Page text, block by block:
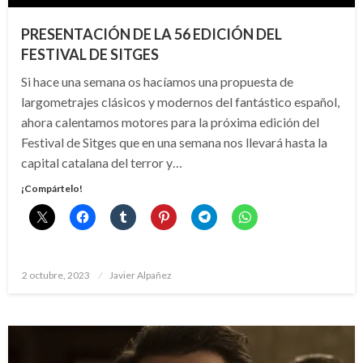
PRESENTACIÓN DE LA 56 EDICIÓN DEL
FESTIVAL DE SITGES
Si hace una semana os hacíamos una propuesta de
largometrajes clásicos y modernos del fantástico español,
ahora calentamos motores para la próxima edición del
Festival de Sitges que en una semana nos llevará hasta la
capital catalana del terror y…
¡Compártelo!
Publicado
2 octubre, 2023 Javier Alpañez